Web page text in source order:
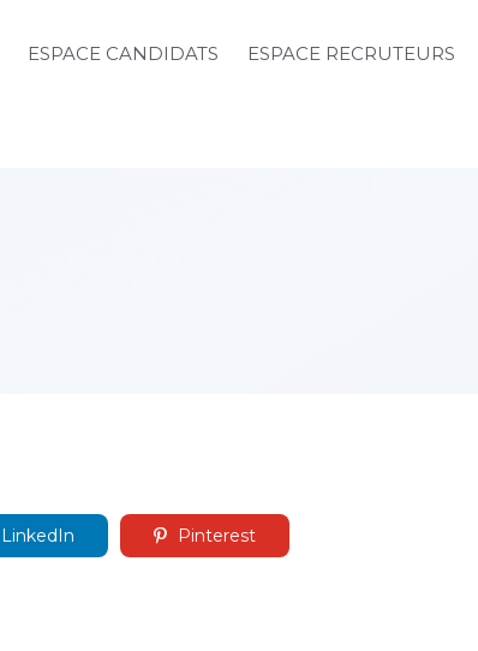
ESPACE CANDIDATS ESPACE RECRUTEURS
LinkedIn Pinterest